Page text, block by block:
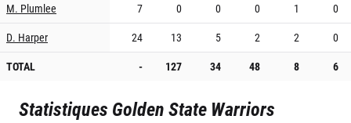
M. Plumlee
7 0 0 0 1
0
D. Harper
24 13 5 2 2
0
TOTAL
- 127 34 48 8 6
Statistiques Golden State Warriors